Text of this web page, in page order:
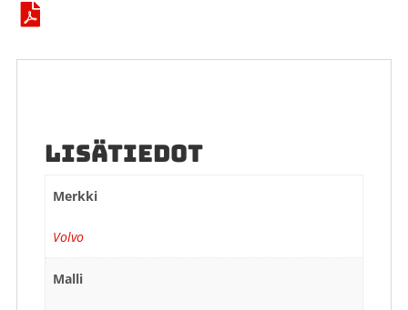
LISÄTIEDOT
Merkki
Volvo
Malli